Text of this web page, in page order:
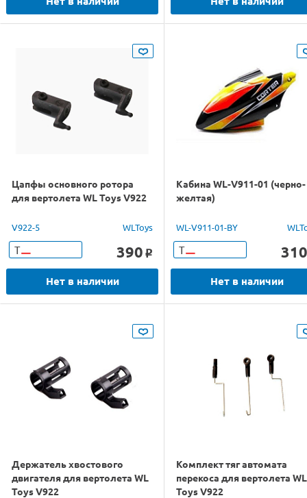
Цапфы основного ротора
для вертолета WL Toys V922
V922-5 WLToys
Т 390 o
Нет в наличии
Кабина WL-V911-01 (черно-
желтая)
WL-V911-01-BY
Т 310
Нет в наличии
Держатель хвостового
двигателя для вертолета WL
Toys V922
Комплект тяг автомата
перекоса для вертолета WL
Toys V922